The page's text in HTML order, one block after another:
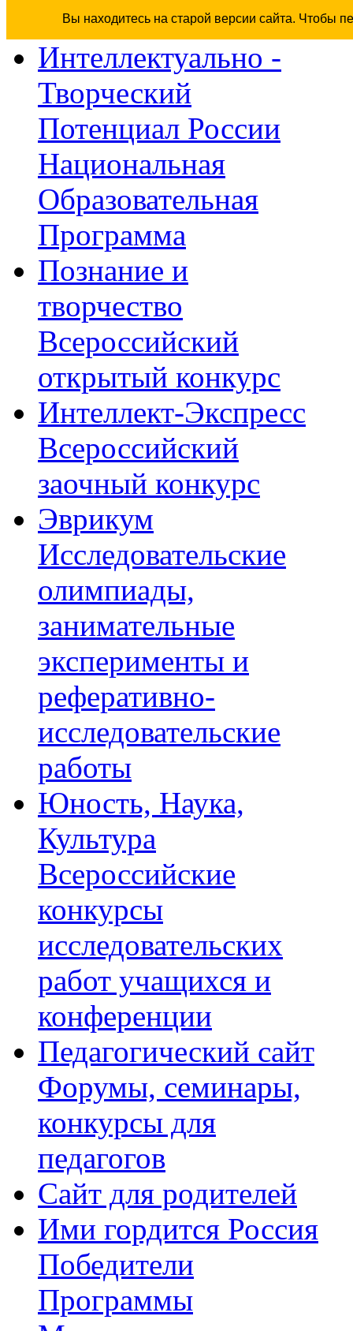
Вы находитесь на старой версии сайта. Чтобы
Интеллектуально -
Творческий
Потенциал России
Национальная
Образовательная
Программа
Познание и
творчество
Всероссийский
открытый конкурс
Интеллект-Экспресс
Всероссийский
заочный конкурс
Эврикум
Исследовательские
олимпиады,
занимательные
эксперименты и
реферативно-
исследовательские
работы
Юность, Наука,
Культура
Всероссийские
конкурсы
исследовательских
работ учащихся и
конференции
Педагогический сайт
Форумы, семинары,
конкурсы для
педагогов
Сайт для родителей
Ими гордится Россия
Победители
Программы